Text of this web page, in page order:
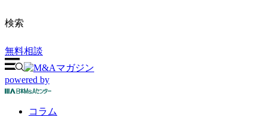
検索
無料相談
powered by
コラム